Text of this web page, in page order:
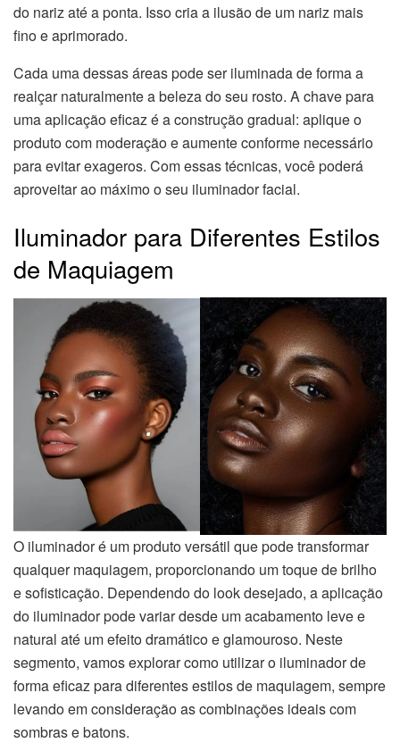
do nariz até a ponta. Isso cria a ilusão de um nariz mais
fino e aprimorado.
Cada uma dessas áreas pode ser iluminada de forma a
realçar naturalmente a beleza do seu rosto. A chave para
uma aplicação eficaz é a construção gradual: aplique o
produto com moderação e aumente conforme necessário
para evitar exageros. Com essas técnicas, você poderá
aproveitar ao máximo o seu iluminador facial.
Iluminador para Diferentes Estilos
de Maquiagem
O iluminador é um produto versátil que pode transformar
qualquer maquiagem, proporcionando um toque de brilho
e sofisticação. Dependendo do look desejado, a aplicação
do iluminador pode variar desde um acabamento leve e
natural até um efeito dramático e glamouroso. Neste
segmento, vamos explorar como utilizar o iluminador de
forma eficaz para diferentes estilos de maquiagem, sempre
levando em consideração as combinações ideais com
sombras e batons.